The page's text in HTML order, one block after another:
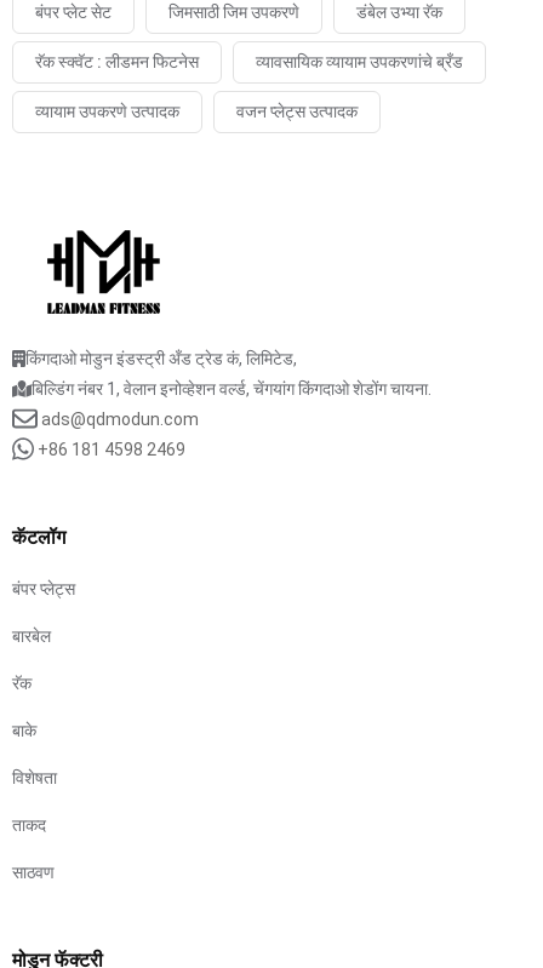
बंपर प्लेट सेट जिमसाठी जिम उपकरणे डंबेल उभ्या रॅक
रॅक स्क्वॅट : लीडमन फिटनेस व्यावसायिक व्यायाम उपकरणांचे ब्रँड
व्यायाम उपकरणे उत्पादक वजन प्लेट्स उत्पादक
किंगदाओ मोडुन इंडस्ट्री अँड ट्रेड कं, लिमिटेड,
बिल्डिंग नंबर 1, वेलान इनोव्हेशन वर्ल्ड, चेंगयांग किंगदाओ शेडोंग चायना.
ads@qdmodun.com
+86 181 4598 2469
कॅटलॉग
बंपर प्लेट्स
बारबेल
रॅक
बाके
विशेषता
ताकद
साठवण
मोडुन फॅक्टरी